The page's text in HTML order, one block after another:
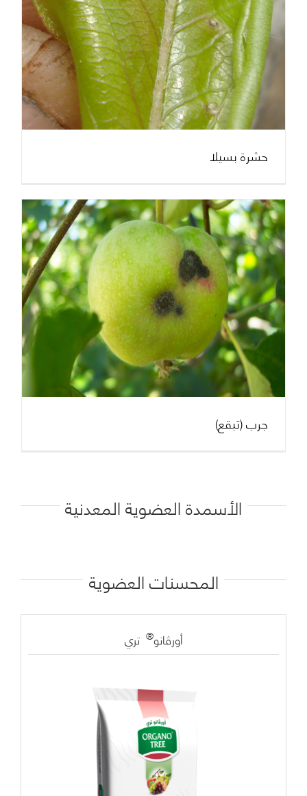
حشرة بسيلا
جرب (تبقع)
الأسمدة العضوية المعدنية
المحسنات العضوية
أورڤانو® تري